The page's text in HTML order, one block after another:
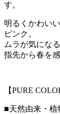
す。
明るくかわい
ピンク。
ムラが気にな
指先から春を
【PURE
■天然由来・植